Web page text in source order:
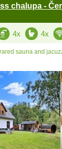
chalupa -
4x 4x
sauna and